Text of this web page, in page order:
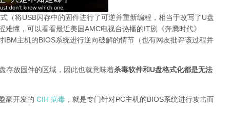
（将USB闪存中的固件进行了可逆并重新编程，相当于改写了U盘
懂，可以看看最近美国AMC电视台热播的IT剧《奔腾时代》
IBM主机的BIOS系统进行逆向破解的情节（也有网友批评该过程并
存放固件的区域，因此也就意味着杀毒软件和U盘格式化都是无法
豪开发的 CIH 病毒 ，就是专门针对PC主机的BIOS系统进行攻击而